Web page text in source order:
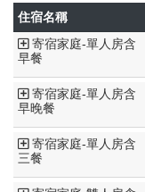
住宿名稱
寄宿家庭-單人房含
早餐
寄宿家庭-單人房含
早晚餐
寄宿家庭-單人房含
三餐